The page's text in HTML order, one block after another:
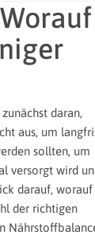
daran,
aus, um
sollten, um
versorgt wird
darauf, worauf
der richtigen